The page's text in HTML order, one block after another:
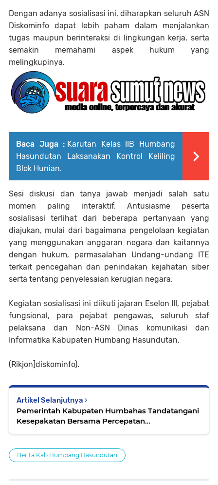
Dengan adanya sosialisasi ini, diharapkan seluruh ASN
Diskominfo dapat lebih paham dalam menjalankan
tugas maupun berinteraksi di lingkungan kerja, serta
semakin memahami aspek hukum yang
melingkupinya.
Baca Juga : Karutan Kelas IIB Humbang
Hasundutan Laksanakan Kontrol Keliling
Blok Hunian.
Sesi diskusi dan tanya jawab menjadi salah satu
momen paling interaktif. Antusiasme peserta
sosialisasi terlihat dari beberapa pertanyaan yang
diajukan, mulai dari bagaimana pengelolaan kegiatan
yang menggunakan anggaran negara dan kaitannya
dengan hukum, permasalahan Undang-undang ITE
terkait pencegahan dan penindakan kejahatan siber
serta tentang penyelesaian kerugian negara.
Kegiatan sosialisasi ini diikuti jajaran Eselon III, pejabat
fungsional, para pejabat pengawas, seluruh staf
pelaksana dan Non-ASN Dinas komunikasi dan
Informatika Kabupaten Humbang Hasundutan.
(Rikjon]diskominfo).
Artikel Selanjutnya
Pemerintah Kabupaten Humbahas Tandatangani
Kesepakatan Bersama Percepatan
Berita Kab.Humbang Hasundutan